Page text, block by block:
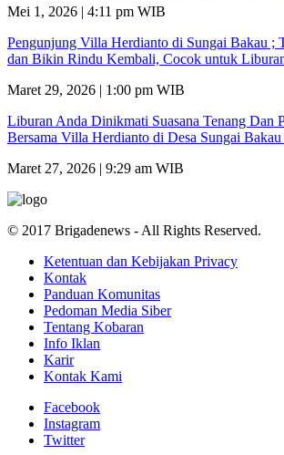
Mei 1, 2026 | 4:11 pm WIB
Pengunjung Villa Herdianto di Sungai Bakau ;
dan Bikin Rindu Kembali, Cocok untuk
Maret 29, 2026 | 1:00 pm WIB
Liburan Anda Dinikmati Suasana Tenang Dan
Bersama Villa Herdianto di Desa Sungai
Maret 27, 2026 | 9:29 am WIB
© 2017 Brigadenews - All Rights Reserved.
Ketentuan dan Kebijakan Privacy
Kontak
Panduan Komunitas
Pedoman Media Siber
Tentang Kobaran
Info Iklan
Karir
Kontak Kami
Facebook
Instagram
Twitter